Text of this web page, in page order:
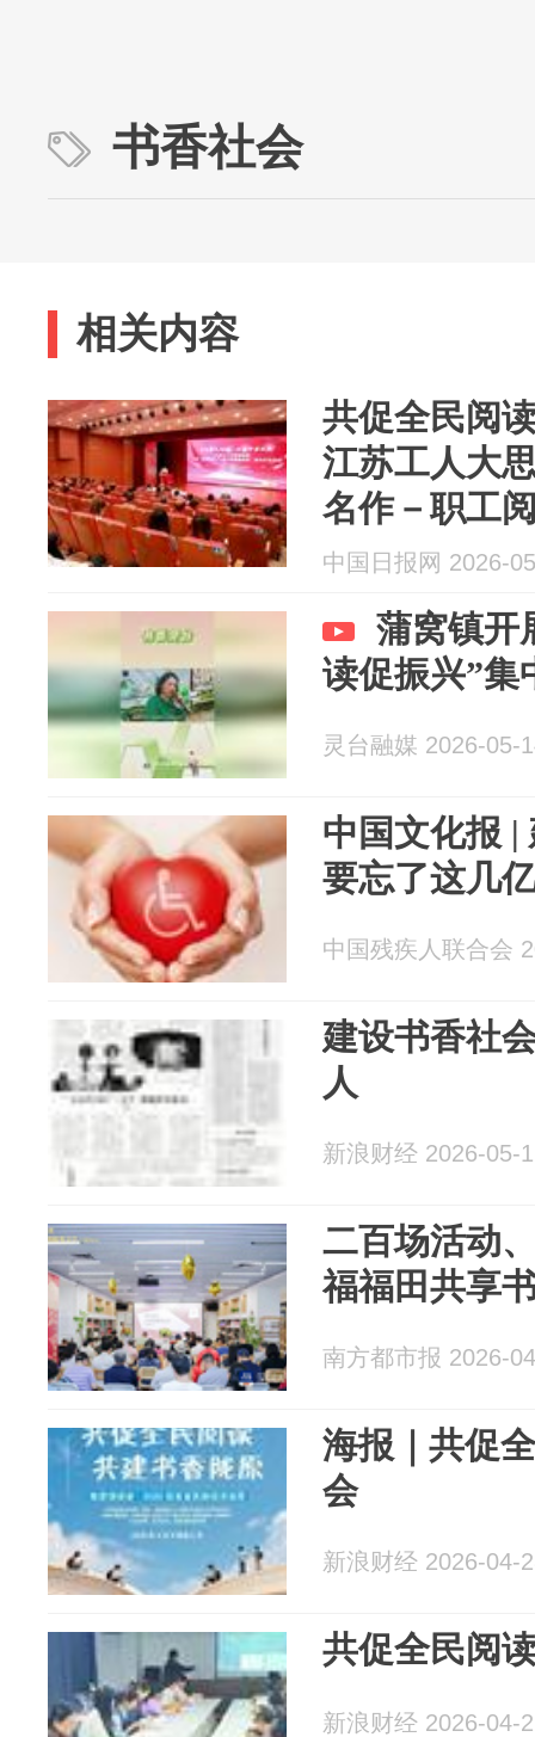
书香社会
相关内容
共促全民阅
江苏工人大
名作－职工
范活动在宁
中国日报网 2026-
蒲窝镇开
读促振兴”集
灵台融媒 2026-05-
中国文化报 |
要忘了这几
中国残疾人联合会
建设书香社
人
新浪财经 2026-05-
二百场活动
福福田共享
南方都市报 2026-
海报｜共促
会
新浪财经 2026-04-
共促全民阅
新浪财经 2026-04-